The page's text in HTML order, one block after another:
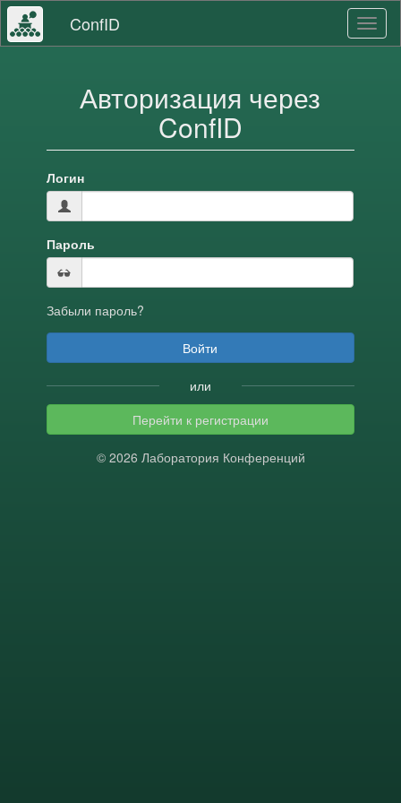
ConfID
Авторизация через
ConfID
Логин
Пароль
Забыли пароль?
или
Перейти к регистрации
© 2026 Лаборатория Конференций